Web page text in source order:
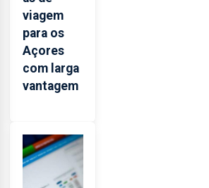
viagem
para os
Açores
com larga
vantagem